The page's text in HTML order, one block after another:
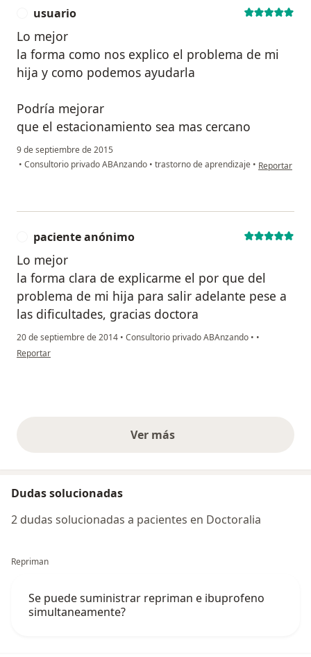
usuario
Lo mejor
la forma como nos explico el problema de mi
hija y como podemos ayudarla
Podría mejorar
que el estacionamiento sea mas cercano
9 de septiembre de 2015
• Consultorio privado ABAnzando • trastorno de aprendizaje • en opinión
Reportar
paciente anónimo
Lo mejor
la forma clara de explicarme el por que del
problema de mi hija para salir adelante pese a
las dificultades, gracias doctora
20 de septiembre de 2014 • Consultorio privado ABAnzando • •
en opinión del usuario paciente anónimo
Reportar
Ver másopiniones anteriores
Dudas solucionadas
2 dudas solucionadas a pacientes en Doctoralia
Repriman
Se puede suministrar repriman e ibuprofeno
simultaneamente?